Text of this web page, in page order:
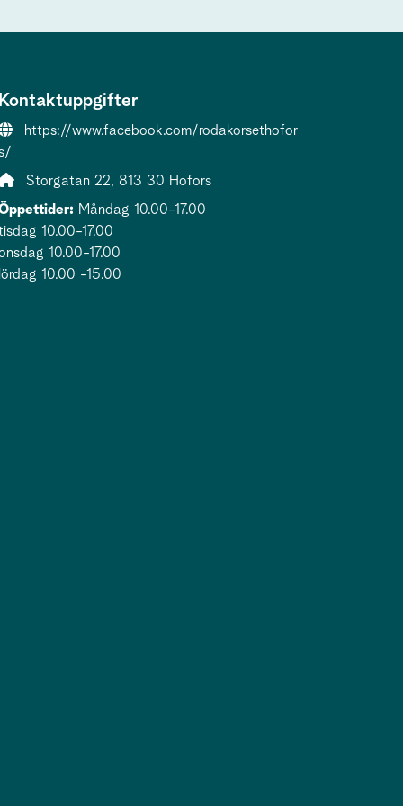
Webbsida:
https://www.facebook.com/rodakorsethofor
Adress:
Storgatan 22, 813 30 Hofors
Måndag 10.00-17.00
10.00-17.00
10.00-17.00
10.00 -15.00